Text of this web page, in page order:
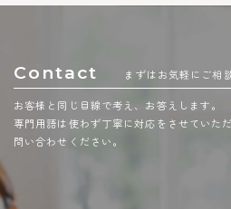
Contact まずはお気軽にご相
お客様と同じ目線で考え、お答えします。
専門用語は使わず丁寧に対応をさせていた
問い合わせください。